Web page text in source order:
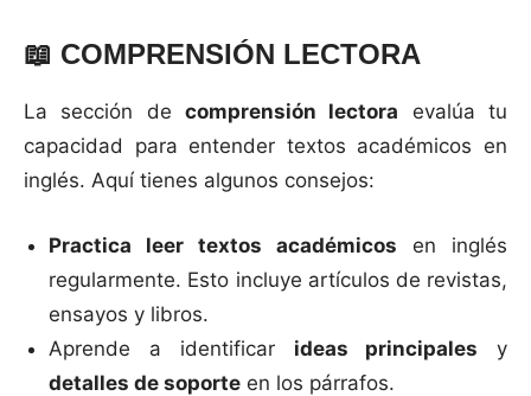
📖 COMPRENSIÓN LECTORA
La sección de comprensión lectora evalúa tu
capacidad para entender textos académicos en
inglés. Aquí tienes algunos consejos:
Practica leer textos académicos en inglés
regularmente. Esto incluye artículos de revistas,
ensayos y libros.
Aprende a identificar ideas principales y
detalles de soporte en los párrafos.